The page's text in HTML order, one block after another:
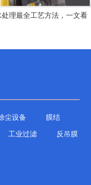
处理最全工艺方法，一文看
尘设备
膜结
工业过滤
反吊膜